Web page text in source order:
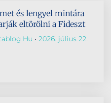
és lengyel mintára
eltörölni a Fideszt
2026. július 22.